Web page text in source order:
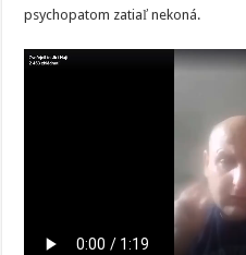
psychopatom zatiaľ nekoná.